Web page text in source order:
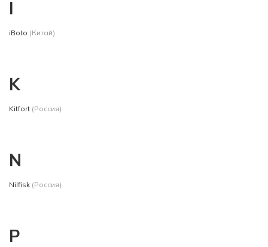
I
iBoto (Китай)
K
Kitfort (Россия)
N
Nilfisk (Россия)
P